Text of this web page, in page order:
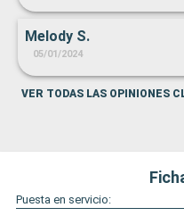
Melody S.
05/01/2024
VER TODAS LAS OPINIONES
Puesta en servicio: